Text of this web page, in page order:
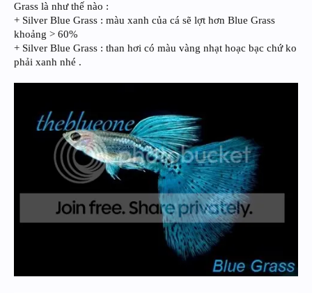
Grass là như thế nào :
+ Silver Blue Grass : màu xanh của cá sẽ lợt hơn Blue Grass
khoảng > 60%
+ Silver Blue Grass : than hơi có màu vàng nhạt hoạc bạc chứ ko
phải xanh nhé .